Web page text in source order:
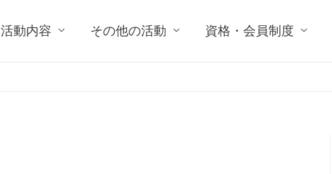
活動内容 その他の活動 資格・会員制度